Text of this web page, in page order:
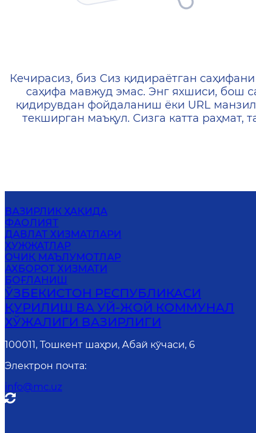
404 — Страница не
Кечирасиз, биз Сиз қидираётган
саҳифа мавжуд эмас. Энг яхшиси, бош
қидирувдан фойдаланиш ёки URL
текширган маъқул. Сизга катта
ВАЗИРЛИК ҲАҚИДА
ФАОЛИЯТ
ДАВЛАТ ХИЗМАТЛАРИ
ҲУЖЖАТЛАР
ОЧИҚ МАЪЛУМОТЛАР
АХБОРОТ ХИЗМАТИ
БОҒЛАНИШ
ЎЗБЕКИСТОН РЕСПУБЛИКАСИ
ҚУРИЛИШ ВА УЙ-ЖОЙ КОММУНАЛ
ХЎЖАЛИГИ ВАЗИРЛИГИ
100011, Тошкент шаҳри, Абай кўчаси, 6
Электрон почта:
info@mc.uz